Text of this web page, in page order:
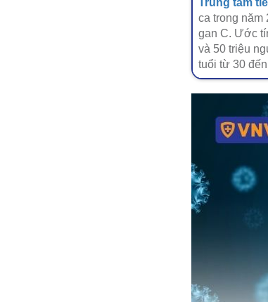
ca trong năm
gan C. Ước
và 50 triệu
tuổi từ 30